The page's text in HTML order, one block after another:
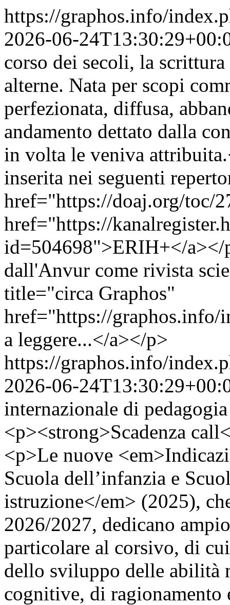
https://graphos.info/
2026-06-
corso dei secoli, la
alterne. Nata per scopi
perfezionata, diffusa,
andamento dettato dalla
in volta le veniva
inserita nei seguenti
href="https://doaj.org/toc/
href="https://
id=504698">ERIH+</a></
dall'Anvur come rivista
title="circa Graphos"
href="https://graphos.info/
a leggere...</a></p>
https://graphos.info/
2026-06-
internazionale di
<p><strong>Scadenza
<p>Le nuove
Scuola dell’infanzia e
istruzione</em> (2025),
2026/2027, dedicano
particolare al corsivo, di
dello sviluppo delle abilità
cognitive, di ragionamento